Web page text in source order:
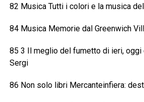
82 Musica Tutti i colori e la musica
84 Musica Memorie dal Greenwich
85 3 Il meglio del fumetto di ieri, oggi
Sergi
86 Non solo libri Mercanteinfiera: